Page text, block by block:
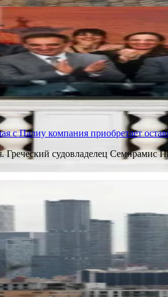
с Палиу компания приобретает
судовладелец Семирамис